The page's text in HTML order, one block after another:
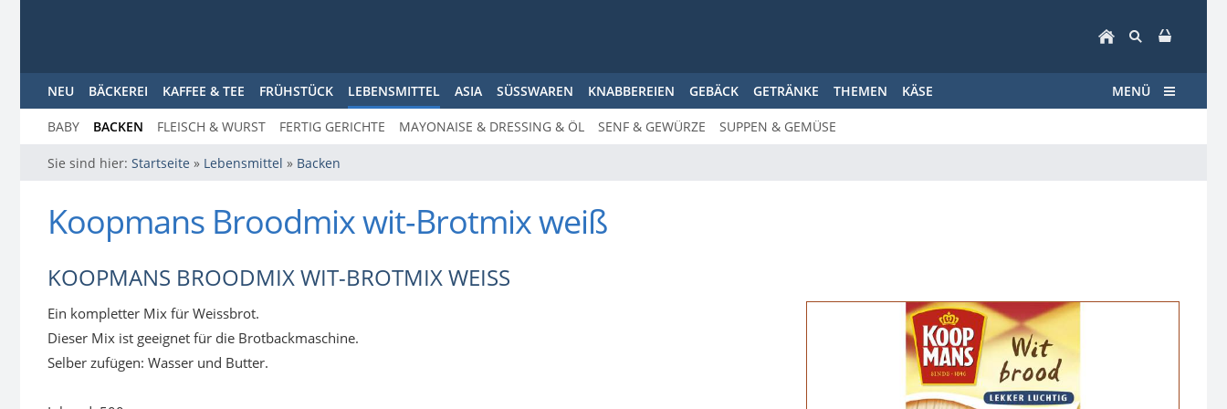
NEU BÄCKEREI KAFFEE & TEE FRÜHSTÜCK LEBENSMITTEL ASIA SÜSSWAREN KNABBEREIEN GEBÄCK GETRÄNKE THEMEN KÄSE MENÜ
BABY BACKEN FLEISCH & WURST FERTIG GERICHTE MAYONAISE & DRESSING & ÖL SENF & GEWÜRZE SUPPEN & GEMÜSE
Sie sind hier: Startseite » Lebensmittel » Backen
Koopmans Broodmix wit-Brotmix weiß
KOOPMANS BROODMIX WIT-BROTMIX WEISS
Ein kompletter Mix für Weissbrot.
Dieser Mix ist geeignet für die Brotbackmaschine.
Selber zufügen: Wasser und Butter.